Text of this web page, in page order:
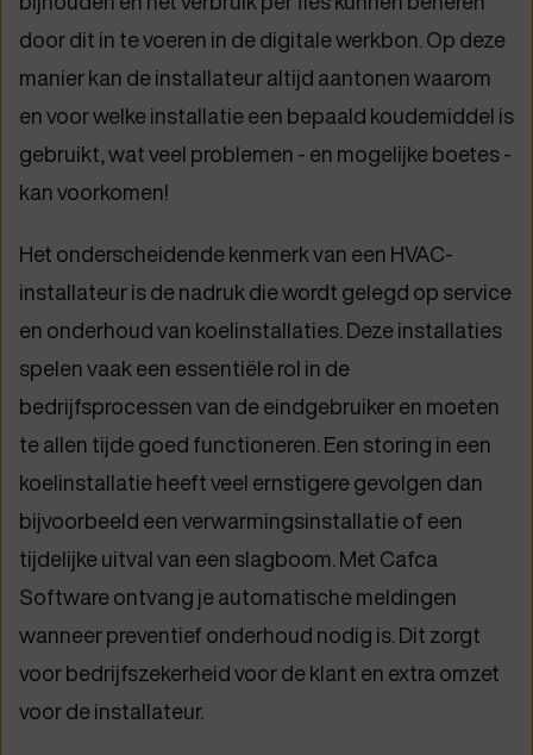
door dit in te voeren in de digitale werkbon. Op deze
manier kan de installateur altijd aantonen waarom
en voor welke installatie een bepaald koudemiddel is
gebruikt, wat veel problemen - en mogelijke boetes -
kan voorkomen!
Het onderscheidende kenmerk van een HVAC-
installateur is de nadruk die wordt gelegd op service
en onderhoud van koelinstallaties. Deze installaties
spelen vaak een essentiële rol in de
bedrijfsprocessen van de eindgebruiker en moeten
te allen tijde goed functioneren. Een storing in een
koelinstallatie heeft veel ernstigere gevolgen dan
bijvoorbeeld een verwarmingsinstallatie of een
tijdelijke uitval van een slagboom. Met Cafca
Software ontvang je automatische meldingen
wanneer preventief onderhoud nodig is. Dit zorgt
voor bedrijfszekerheid voor de klant en extra omzet
voor de installateur.